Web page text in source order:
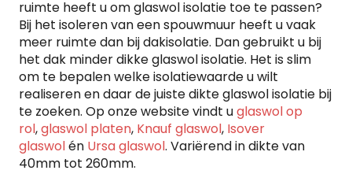
ruimte heeft u om glaswol isolatie toe te passen?
Bij het isoleren van een spouwmuur heeft u vaak
meer ruimte dan bij dakisolatie. Dan gebruikt u bij
het dak minder dikke glaswol isolatie. Het is slim
om te bepalen welke isolatiewaarde u wilt
realiseren en daar de juiste dikte glaswol isolatie bij
te zoeken. Op onze website vindt uglaswol op
rol,glaswol platen, Knauf glaswol, Isover
glaswolén Ursa glaswol. Variërend in dikte van
40mm tot 260mm.